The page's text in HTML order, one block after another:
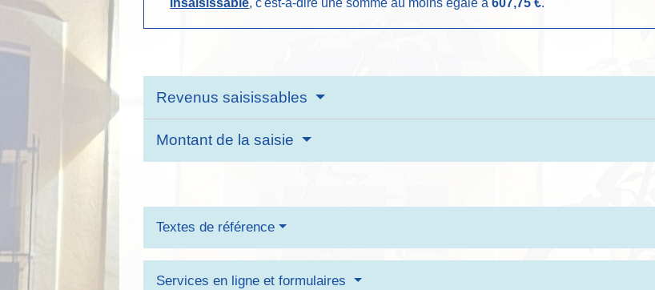
insaisissable, c'est-à-dire une somme au moins égale à607,75 €.
Revenus saisissables
Montant de la saisie
Textes de référence
Services en ligne et formulaires